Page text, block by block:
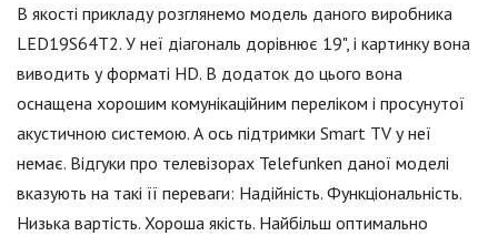
В якості прикладу розглянемо модель даного виробника
LED19S64T2. У неї діагональ дорівнює 19", і картинку вона
виводить у форматі HD. В додаток до цього вона
оснащена хорошим комунікаційним переліком і просунутої
акустичною системою. А ось підтримки Smart TV у неї
немає. Відгуки про телевізорах Telefunken даної моделі
вказують на такі її переваги: Надійність. Функціональність.
Низька вартість. Хороша якість. Найбільш оптимально